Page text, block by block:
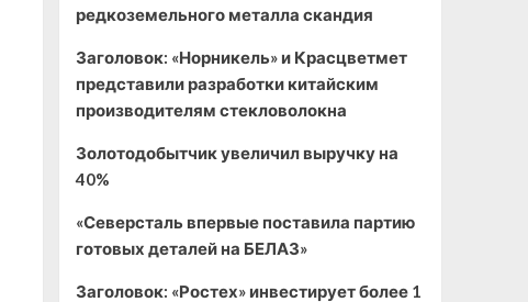
редкоземельного металла скандия
Заголовок: «Норникель» и Красцветмет
представили разработки китайским
производителям стекловолокна
Золотодобытчик увеличил выручку на
40%
«Северсталь впервые поставила партию
готовых деталей на БЕЛАЗ»
Заголовок: «Ростех» инвестирует более 1